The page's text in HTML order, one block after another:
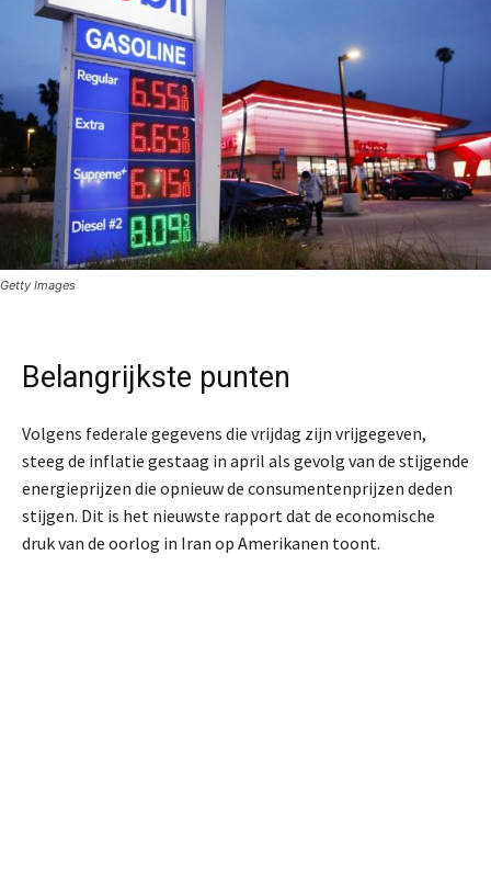
Getty Images
Belangrijkste punten
Volgens federale gegevens die vrijdag zijn vrijgegeven,
steeg de inflatie gestaag in april als gevolg van de stijgende
energieprijzen die opnieuw de consumentenprijzen deden
stijgen. Dit is het nieuwste rapport dat de economische
druk van de oorlog in Iran op Amerikanen toont.